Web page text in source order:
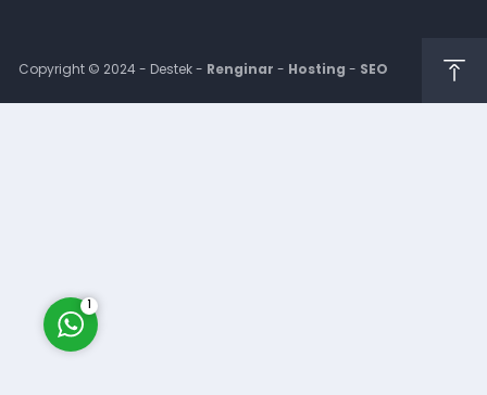
Copyright © 2024 - Destek - Renginar - Hosting - SEO